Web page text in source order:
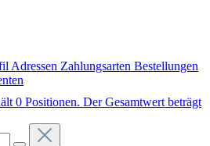
Adressen Zahlungsarten Bestellungen
0 Positionen. Der Gesamtwert beträgt